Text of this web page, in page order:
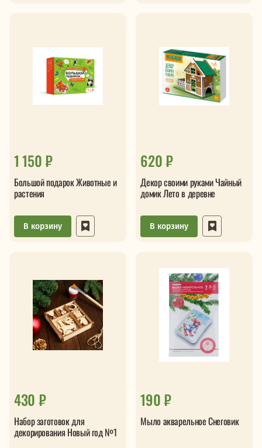
1 150 ₽
Большой подарок Животные и
растения
В корзину
620 ₽
Декор своими руками Чайный
домик Лето в деревне
В корзину
430 ₽
Набор заготовок для
декорирования Новый год №1
190 ₽
Мыло акварельное Снеговик